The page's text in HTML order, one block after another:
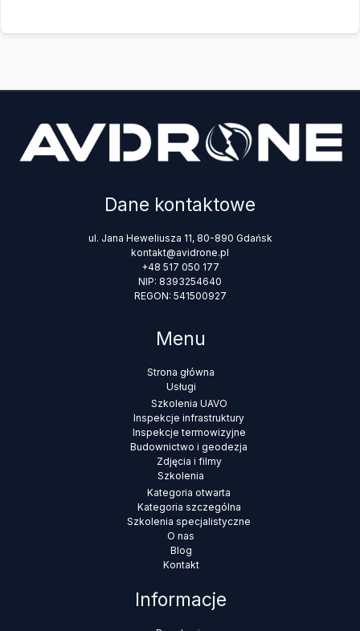
Dane kontaktowe
ul. Jana Heweliusza 11, 80-890 Gdańsk
kontakt@avidrone.pl
+48 517 050 177
NIP: 8393254640
REGON: 541500927
Menu
Strona główna
Usługi
Szkolenia UAVO
Inspekcje infrastruktury
Inspekcje termowizyjne
Budownictwo i geodezja
Zdjęcia i filmy
Szkolenia
Kategoria otwarta
Kategoria szczególna
Szkolenia specjalistyczne
O nas
Blog
Kontakt
Informacje